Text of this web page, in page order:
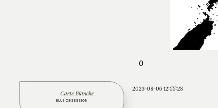
0
2023-08-06 12:55:28
Carte Blanche
BLUE OBSESSION